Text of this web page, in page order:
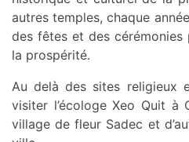
autres temples, chaque
des fêtes et des
la prospérité.
Au delà des sites religieux
visiter l’écologe Xeo Quit à
village de fleur Sadec et